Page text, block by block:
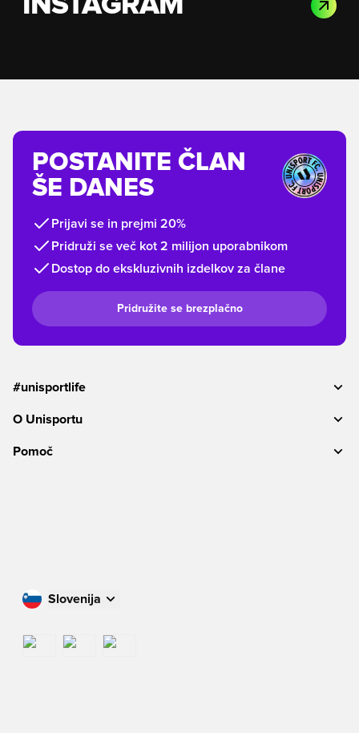
POSTANITE ČLAN
ŠE DANES
Prijavi se in prejmi 20%
Pridruži se več kot 2 milijon uporabnikom
Dostop do ekskluzivnih izdelkov za člane
Pridružite se brezplačno
#unisportlife
O Unisportu
Pomoč
Slovenija